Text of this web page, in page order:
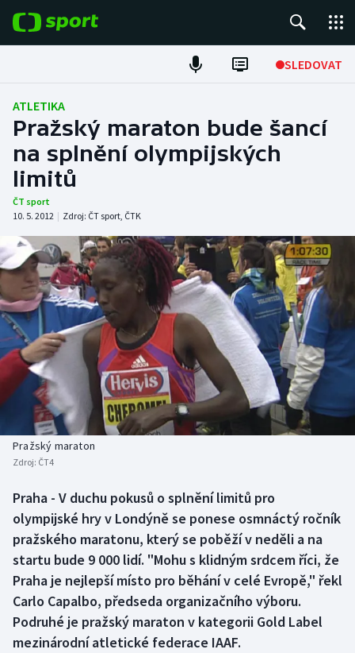
SLEDOVAT
Fotbal
Hokej
Tenis
Atletika
Cyklistika
DALŠÍ SPORTY
Americký fotbal
Baseball a softbal
Basketbal
Biatlon
Box
Curling
Dostihy
Florbal
NEPŘEHLÉDNĚTE
Soutěže
Historické návraty
Aplikace ČT sport
ATLETIKA
Pražský maraton bude šancí
na splnění olympijských
limitů
ČT sport
10. 5. 2012 | Zdroj: ČT sport, ČTK
Pražský maraton
Zdroj: ČT4
Praha - V duchu pokusů o splnění limitů pro
olympijské hry v Londýně se ponese osmnáctý ročník
pražského maratonu, který se poběží v neděli a na
startu bude 9 000 lidí. "Mohu s klidným srdcem říci, že
Praha je nejlepší místo pro běhání v celé Evropě," řekl
Carlo Capalbo, předseda organizačního výboru.
Podruhé je pražský maraton v kategorii Gold Label
mezinárodní atletické federace IAAF.